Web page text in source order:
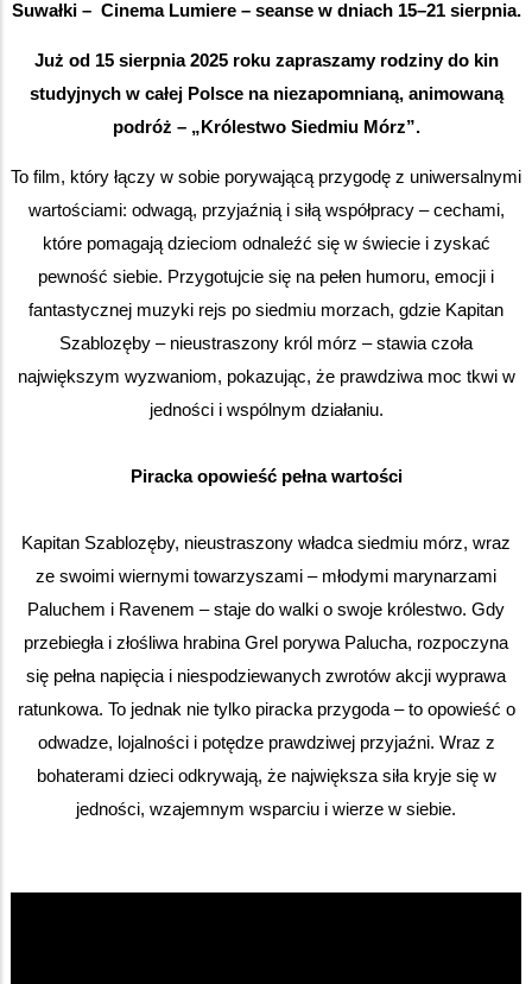
Suwałki – Cinema Lumiere – seanse w dniach 15–21 sierpnia.
Już od 15 sierpnia 2025 roku zapraszamy rodziny do kin
studyjnych w całej Polsce na niezapomnianą, animowaną
podróż – „Królestwo Siedmiu Mórz”.
To film, który łączy w sobie porywającą przygodę z uniwersalnymi
wartościami: odwagą, przyjaźnią i siłą współpracy – cechami,
które pomagają dzieciom odnaleźć się w świecie i zyskać
pewność siebie. Przygotujcie się na pełen humoru, emocji i
fantastycznej muzyki rejs po siedmiu morzach, gdzie Kapitan
Szablozęby – nieustraszony król mórz – stawia czoła
największym wyzwaniom, pokazując, że prawdziwa moc tkwi w
jedności i wspólnym działaniu.
Piracka opowieść pełna wartości
Kapitan Szablozęby, nieustraszony władca siedmiu mórz, wraz
ze swoimi wiernymi towarzyszami – młodymi marynarzami
Paluchem i Ravenem – staje do walki o swoje królestwo. Gdy
przebiegła i złośliwa hrabina Grel porywa Palucha, rozpoczyna
się pełna napięcia i niespodziewanych zwrotów akcji wyprawa
ratunkowa. To jednak nie tylko piracka przygoda – to opowieść o
odwadze, lojalności i potędze prawdziwej przyjaźni. Wraz z
bohaterami dzieci odkrywają, że największa siła kryje się w
jedności, wzajemnym wsparciu i wierze w siebie.